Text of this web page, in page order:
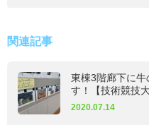
関連記事
東棟3階廊下に牛
す！【技術競技
2020.07.14